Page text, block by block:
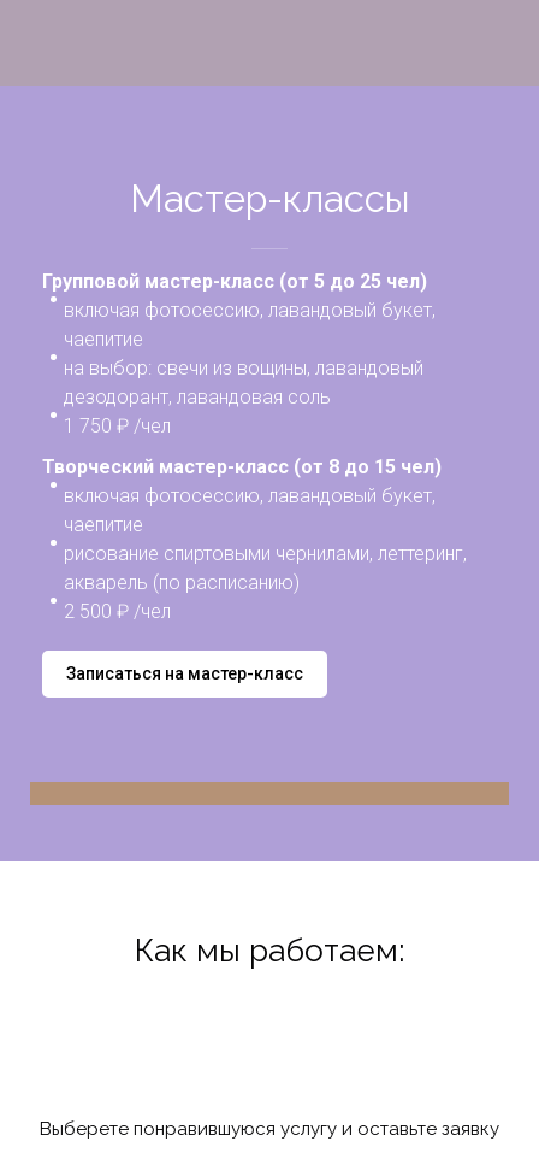
Мастер-классы
Групповой мастер-класс (от 5 до 25 чел)
включая фотосессию, лавандовый букет,
чаепитие
на выбор: свечи из вощины, лавандовый
дезодорант, лавандовая соль
1 750 ₽ /чел
Творческий мастер-класс (от 8 до 15 чел)
включая фотосессию, лавандовый букет,
чаепитие
рисование спиртовыми чернилами, леттеринг,
акварель (по расписанию)
2 500 ₽ /чел
Записаться на мастер-класс
Как мы работаем:
Выберете понравившуюся услугу и оставьте заявку